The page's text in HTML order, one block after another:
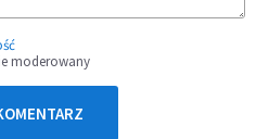
moderowany